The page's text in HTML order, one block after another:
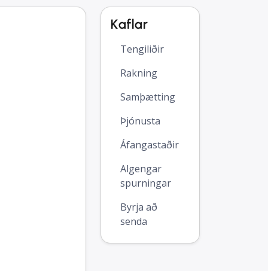
Kaflar
Tengiliðir
Rakning
Samþætting
Þjónusta
Áfangastaðir
Algengar
spurningar
Byrja að
senda